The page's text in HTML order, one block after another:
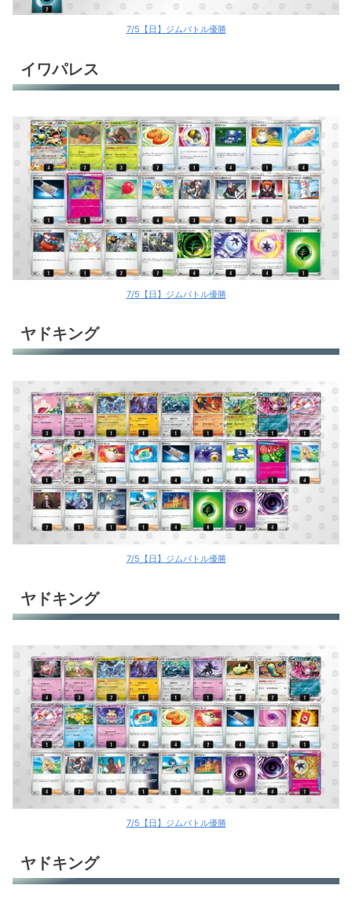
7/5【日】ジムバトル優勝
イワパレス
7/5【日】ジムバトル優勝
ヤドキング
7/5【日】ジムバトル優勝
ヤドキング
7/5【日】ジムバトル優勝
ヤドキング